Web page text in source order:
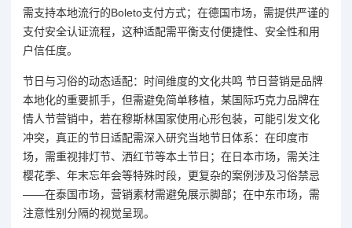
需支持本地流行的Boleto支付方式；在德国市场，需提供严谨的
支付安全认证流程，这种适配需平衡支付便捷性、安全性和用
户信任度。
节日与习俗的动态适配：时间维度的文化共鸣 节日营销是品牌
本地化的重要抓手，但需避免简单移植，某国际巧克力品牌在
情人节营销中，若在穆斯林国家使用心形包装，可能引发文化
冲突，真正的节日适配需深入研究当地节日体系：在印度市
场，需重视排灯节、洒红节等本土节日；在日本市场，需关注
樱花季、年末忘年会等特殊时段，更复杂的案例涉及习俗禁忌
——在泰国市场，营销素材需避免展示脚部；在中东市场，需
注意性别分隔的视觉呈现。